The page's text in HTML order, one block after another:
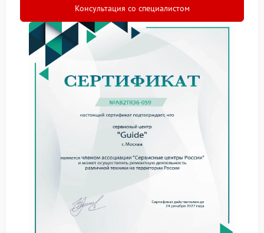
О сбое программного обеспечения свидетельствуют
следующие признаки:
некорректная калибровка изображения;
самопроизвольный выход из режимов
измерения;
ошибки при сохранении параметров.
При обнаружении подобных симптомов требуется
специализированный сервис Guide с обязательной
Как проводится устранение
диагностика состояния программной среды;
Консультация со специалистом